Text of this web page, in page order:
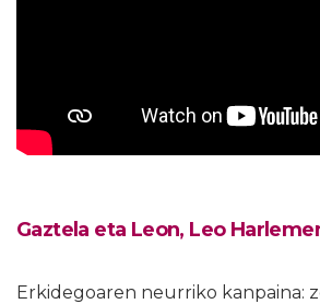
Gaztela eta Leon, Leo
Erkidegoaren neurriko kanpaina: